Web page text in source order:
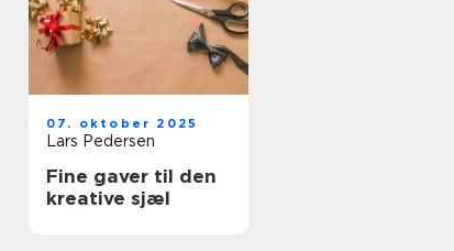
07. oktober 2025
Lars Pedersen
Fine gaver til den
kreative sjæl